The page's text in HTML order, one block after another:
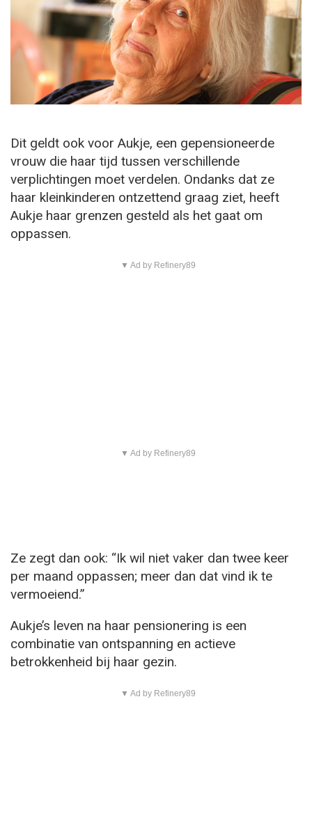
Dit geldt ook voor Aukje, een gepensioneerde
vrouw die haar tijd tussen verschillende
verplichtingen moet verdelen. Ondanks dat ze
haar kleinkinderen ontzettend graag ziet, heeft
Aukje haar grenzen gesteld als het gaat om
oppassen.
▼ Ad by Refinery89
▼ Ad by Refinery89
Ze zegt dan ook: “Ik wil niet vaker dan twee keer
per maand oppassen; meer dan dat vind ik te
vermoeiend.”
Aukje’s leven na haar pensionering is een
combinatie van ontspanning en actieve
betrokkenheid bij haar gezin.
▼ Ad by Refinery89